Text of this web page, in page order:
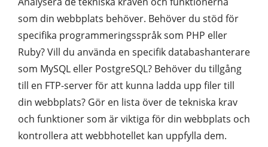
som din webbplats behöver. Behöver du stöd för
specifika programmeringsspråk som PHP eller
Ruby? Vill du använda en specifik databashanterare
som MySQL eller PostgreSQL? Behöver du tillgång
till en FTP-server för att kunna ladda upp filer till
din webbplats? Gör en lista över de tekniska krav
och funktioner som är viktiga för din webbplats och
kontrollera att webbhotellet kan uppfylla dem.